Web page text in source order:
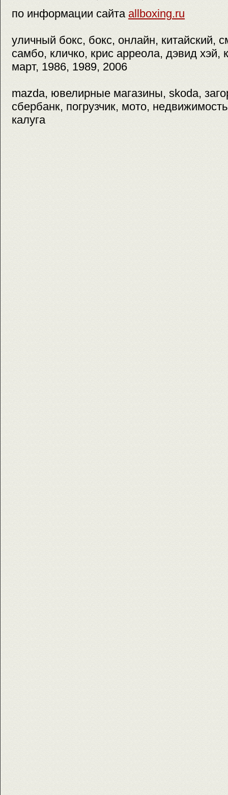
по информации сайта allboxing.ru
уличный бокс, бокс, онлайн, китайский,
самбо, кличко, крис арреола, дэвид хэй,
март, 1986, 1989, 2006
mazda, ювелирные магазины, skoda,
сбербанк, погрузчик, мото,
калуга